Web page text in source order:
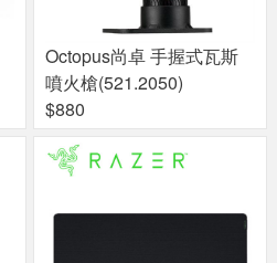
Octopus尚卓 手握式瓦斯
噴火槍(521.2050)
$880